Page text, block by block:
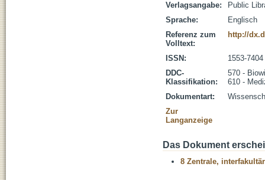
Verlagsangabe:
Public
Sprache:
Englisch
Referenz zum
Volltext:
http://
ISSN:
1553-7404
DDC-
Klassifikation:
570 -
610 -
Dokumentart:
Zur
Langanzeige
Das Dokument
8 Zentrale,